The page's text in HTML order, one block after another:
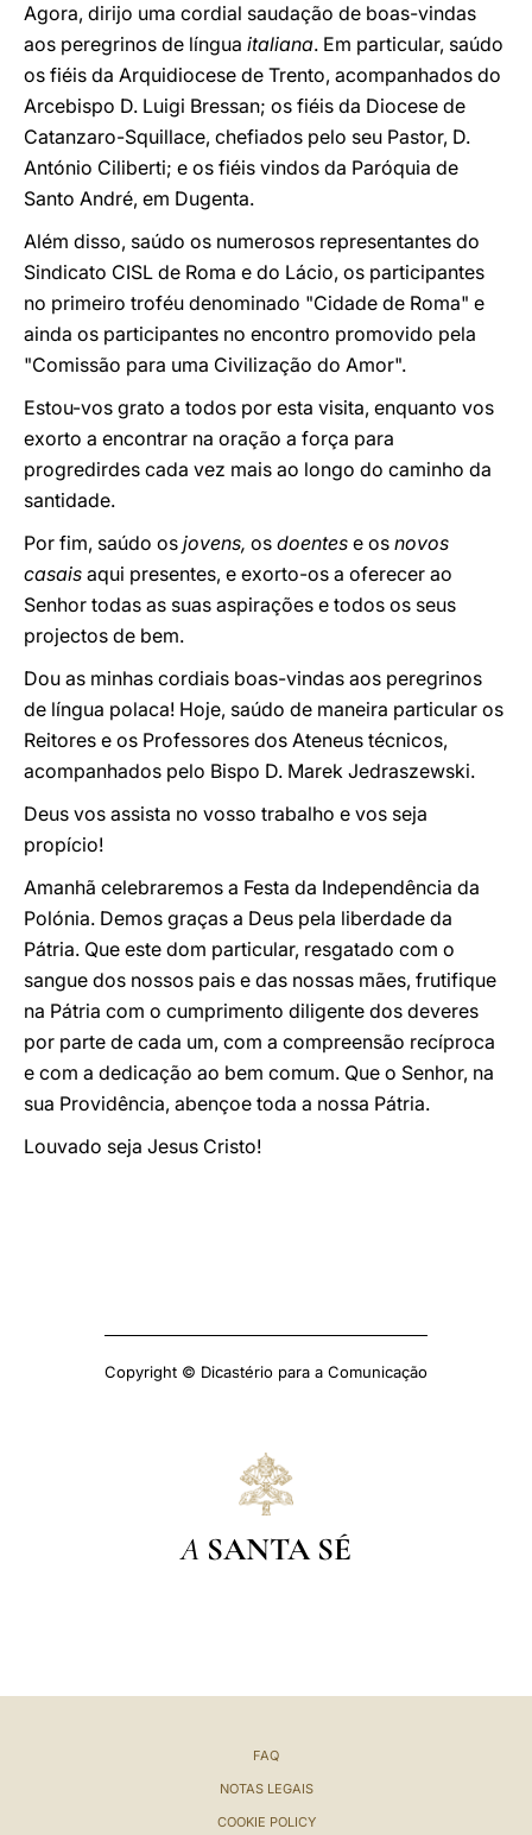
Agora, dirijo uma cordial saudação de boas-vindas
aos peregrinos de língua italiana. Em particular, saúdo
os fiéis da Arquidiocese de Trento, acompanhados do
Arcebispo D. Luigi Bressan; os fiéis da Diocese de
Catanzaro-Squillace, chefiados pelo seu Pastor, D.
António Ciliberti; e os fiéis vindos da Paróquia de
Santo André, em Dugenta.
Além disso, saúdo os numerosos representantes do
Sindicato CISL de Roma e do Lácio, os participantes
no primeiro troféu denominado "Cidade de Roma" e
ainda os participantes no encontro promovido pela
"Comissão para uma Civilização do Amor".
Estou-vos grato a todos por esta visita, enquanto vos
exorto a encontrar na oração a força para
progredirdes cada vez mais ao longo do caminho da
santidade.
Por fim, saúdo os jovens, os doentes e os novos
casais aqui presentes, e exorto-os a oferecer ao
Senhor todas as suas aspirações e todos os seus
projectos de bem.
Dou as minhas cordiais boas-vindas aos peregrinos
de língua polaca! Hoje, saúdo de maneira particular os
Reitores e os Professores dos Ateneus técnicos,
acompanhados pelo Bispo D. Marek Jedraszewski.
Deus vos assista no vosso trabalho e vos seja
propício!
Amanhã celebraremos a Festa da Independência da
Polónia. Demos graças a Deus pela liberdade da
Pátria. Que este dom particular, resgatado com o
sangue dos nossos pais e das nossas mães, frutifique
na Pátria com o cumprimento diligente dos deveres
por parte de cada um, com a compreensão recíproca
e com a dedicação ao bem comum. Que o Senhor, na
sua Providência, abençoe toda a nossa Pátria.
Louvado seja Jesus Cristo!
Copyright © Dicastério para a Comunicação
A SANTA SÉ
FAQ
NOTAS LEGAIS
COOKIE POLICY